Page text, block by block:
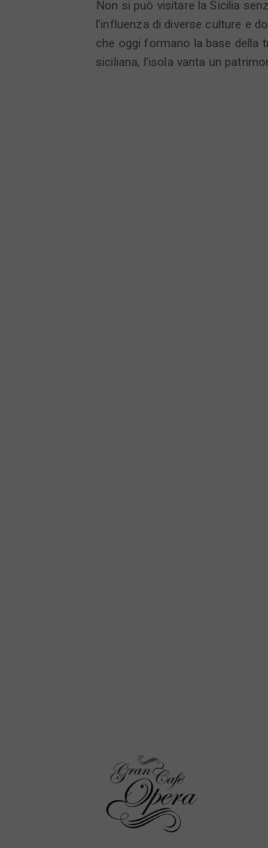
Non si può visitare la Sicilia
l’influenza di diverse culture e
che oggi formano la base della
siciliana, l’isola vanta un